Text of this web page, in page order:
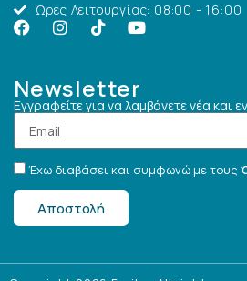
Ώρες Λειτουργίας: 08:00 - 16:00
Newsletter
Εγγραφείτε για να λαμβάνετε νέα και
Έχω διαβάσει και συμφωνώ με τους
Αποστολή